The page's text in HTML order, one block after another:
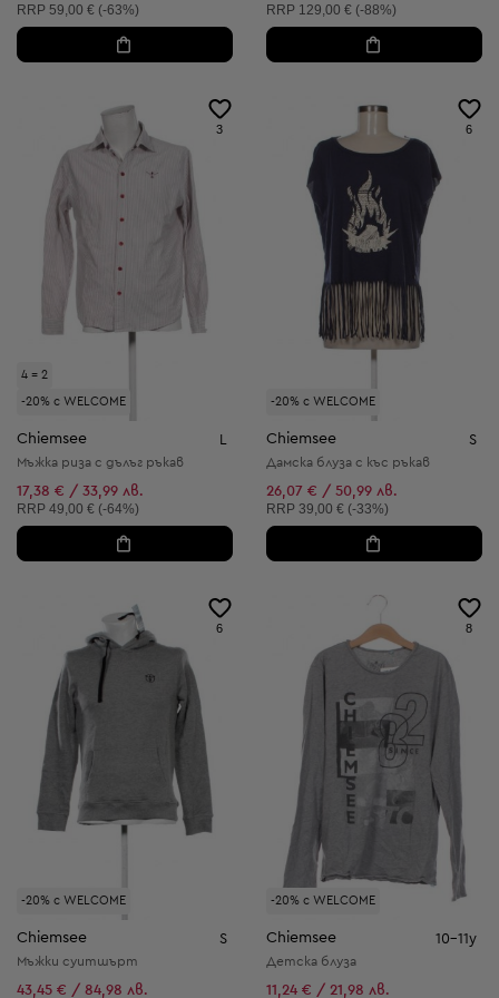
Препоръчителна цена:
RRP 59,00 € (-63%) Препоръчителна цена:
RRP 129,00 € (-88%)
4 = 2
-20% с WELCOME
3
Chiemsee L
Мъжка риза с дълъг ръкав
17,38 € / 33,99 лв.
Препоръчителна цена:
RRP 49,00 € (-64%)
-20% с WELCOME
6
Chiemsee S
Дамска блуза с къс ръкав
26,07 € / 50,99 лв.
Препоръчителна цена:
RRP 39,00 € (-33%)
-20% с WELCOME
6
Chiemsee S
Мъжки суитшърт
43,45 € / 84,98 лв.
-20% с WELCOME
8
Chiemsee 10-11y
Детска блуза
11,24 € / 21,98 лв.